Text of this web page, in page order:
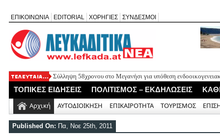
ΕΠΙΚΟΙΝΩΝΙΑ EDITORIAL ΧΟΡΗΓΙΕΣ ΣΥΝΔΕΣΜΟΙ
Σύλληψη 58χρονου στο Μεγανήσι για υπόθεση
Δύο συλλήψεις για κατοχή κάνναβης στη Λευκάδα στο πλαίσιο
Mέχρι τον Άγιο Νικόλαο Βόνιτσας έφτανε σήμερα το
Αφιέρωμα στον Ηλία Λογοθέτη απόψε στο Κηποθέατρο
Γράμμο
ΤΟΠΙΚΕΣ ΕΙΔΗΣΕΙΣ ΠΟΛΙΤΙΣΜΟΣ – ΕΚΔΗΛΩΣΕΙΣ
Αρχική ΑΥΤΟΔΙΟΙΚΗΣΗ ΕΠΙΚΑΙΡΟΤΗΤΑ ΤΟΥΡΙΣΜΟΣ
Published On: Πα, Νοε 25th, 2011